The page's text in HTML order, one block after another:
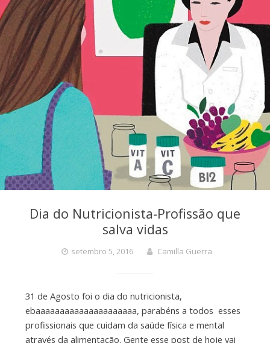
Dia do Nutricionista-Profissão que
salva vidas
setembro 5, 2016 Camilla Guerra
31 de Agosto foi o dia do nutricionista,
ebaaaaaaaaaaaaaaaaaaaaa, parabéns a todos esses
profissionais que cuidam da saúde física e mental
através da alimentação. Gente esse post de hoje vai